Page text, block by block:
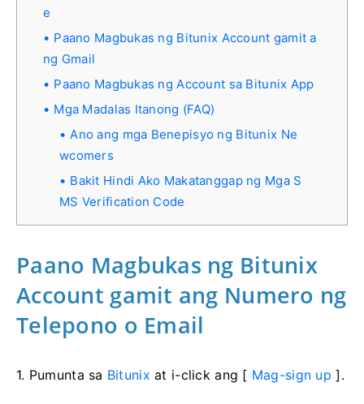
e
Paano Magbukas ng Bitunix Account gamit a
ng Gmail
Paano Magbukas ng Account sa Bitunix App
Mga Madalas Itanong (FAQ)
Ano ang mga Benepisyo ng Bitunix Ne
wcomers
Bakit Hindi Ako Makatanggap ng Mga S
MS Verification Code
Paano Magbukas ng Bitunix
Account gamit ang Numero ng
Telepono o Email
1. Pumunta sa Bitunix at i-click ang [ Mag-sign up ].